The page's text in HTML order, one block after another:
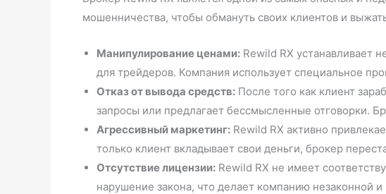
мошенничества, чтобы обмануть своих клиентов и
Манипулирование ценами: Rewild RX устанавливает
для трейдеров. Компания использует специальное
Отказ от вывода средств: После того как клиент
запросы или предлагает бессмысленные отговорки.
Агрессивный маркетинг: Rewild RX активно
только клиент вкладывает свои деньги, брокер
Отсутствие лицензии: Rewild RX не имеет
нарушение закона, что делает компанию незаконной